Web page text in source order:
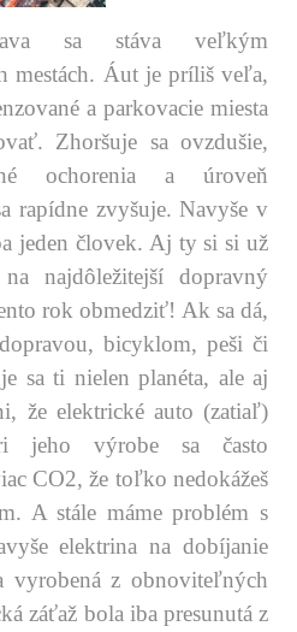
sa stáva veľkým
mestách. Áut je príliš veľa,
a parkovacie miesta
Zhoršuje sa ovzdušie,
ochorenia a úroveň
rapídne zvyšuje. Navyše v
jeden človek. Aj ty si si už
najdôležitejší dopravný
rok obmedziť! Ak sa dá,
bicyklom, peši či
sa ti nielen planéta, ale aj
že elektrické auto (zatiaľ)
jeho výrobe sa často
CO2, že toľko nedokážeš
A stále máme problém s
elektrina na dobíjanie
vyrobená z obnoviteľných
záťaž bola iba presunutá z